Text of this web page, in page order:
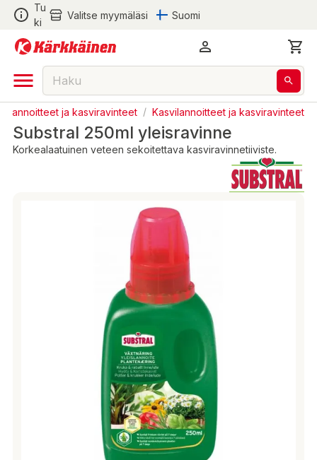
Tu
ki
Valitse myymäläsi Suomi
ja kasviravinteet / Kasvilannoitteet ja kasviravinteet
Substral 250ml yleisravinne
Korkealaatuinen veteen sekoitettava kasviravinnetiiviste.